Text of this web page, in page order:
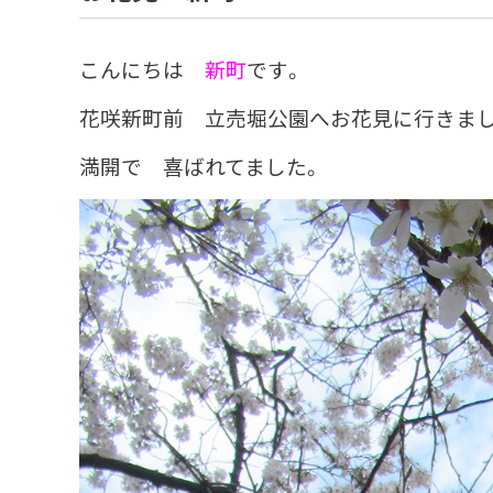
こんにちは 新町です。
花咲新町前 立売堀公園へお花見に行きまし
満開で 喜ばれてました。